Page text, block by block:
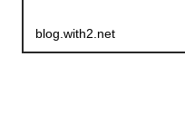
blog.with2.net